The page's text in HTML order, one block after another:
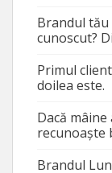
Brandul
cunoscut?
Primul
doilea este.
Dacă
recunoaște
Brandul